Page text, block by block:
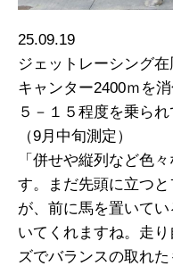
25.09.19
ジェットレーシング
キャンター2400ｍを
５－１５程度を乗ら
（9月中旬測定）
「併せや縦列など色
す。まだ先頭に立つ
が、前に馬を置いて
いてくれますね。走
ズでバランスの取れ